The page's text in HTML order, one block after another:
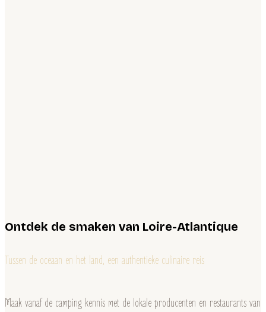
Ontdek de smaken van Loire-Atlantique
Tussen de oceaan en het land, een authentieke culinaire reis
Maak vanaf de camping kennis met de lokale producenten en restaurants van